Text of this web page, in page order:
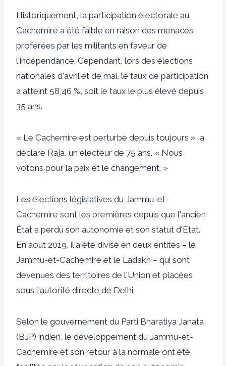
Historiquement, la participation électorale au
Cachemire a été faible en raison des menaces
proférées par les militants en faveur de
l'indépendance. Cependant, lors des élections
nationales d'avril et de mai, le taux de participation
a atteint 58,46 %, soit le taux le plus élevé depuis
35 ans.
« Le Cachemire est perturbé depuis toujours », a
déclaré Raja, un électeur de 75 ans. « Nous
votons pour la paix et le changement. »
Les élections législatives du Jammu-et-
Cachemire sont les premières depuis que l'ancien
État a perdu son autonomie et son statut d'État.
En août 2019, il a été divisé en deux entités – le
Jammu-et-Cachemire et le Ladakh – qui sont
devenues des territoires de l'Union et placées
sous l'autorité directe de Delhi.
Selon le gouvernement du Parti Bharatiya Janata
(BJP) indien, le développement du Jammu-et-
Cachemire et son retour à la normale ont été